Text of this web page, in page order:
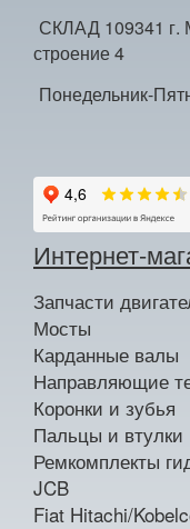
СКЛАД 109341 г.
строение 4
Понедельник-
Интернет-
Запчасти
Мосты
Карданные валы
Направляющие
Коронки и зубья
Пальцы и втулки
Ремкомплекты
JCB
Fiat Hitachi/